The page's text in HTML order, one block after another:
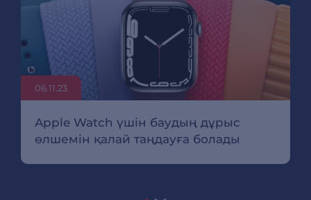
06.11.23
Apple Watch үшін баудың дұрыс
өлшемін қалай таңдауға болады